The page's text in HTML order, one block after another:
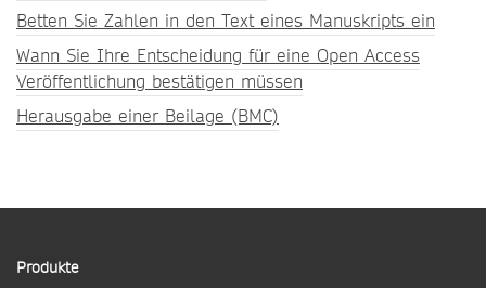
Betten Sie Zahlen in den Text eines Manuskripts ein
Wann Sie Ihre Entscheidung für eine Open Access
Veröffentlichung bestätigen müssen
Herausgabe einer Beilage (BMC)
Produkte